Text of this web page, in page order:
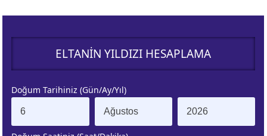
KUZEY AY
DÜĞÜMÜ
ELTANIN YILDIZI HESAPLAMA
Doğum Tarihiniz (Gün/Ay/Yıl)